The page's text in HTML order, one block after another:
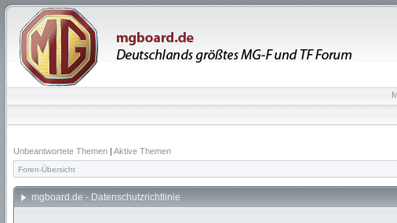
Unbeantwortete Themen | Aktive Themen
Foren-Übersicht
mgboard.de - Datenschutzrichtlinie